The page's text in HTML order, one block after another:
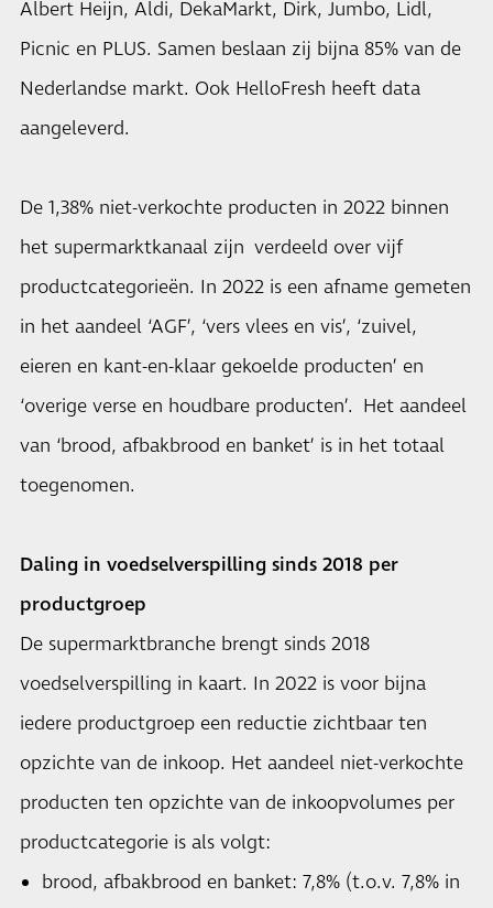
Albert Heijn, Aldi, DekaMarkt, Dirk, Jumbo, Lidl,
Picnic en PLUS. Samen beslaan zij bijna 85% van de
Nederlandse markt. Ook HelloFresh heeft data
aangeleverd.
De 1,38% niet-verkochte producten in 2022 binnen
het supermarktkanaal zijn verdeeld over vijf
productcategorieën. In 2022 is een afname gemeten
in het aandeel ‘AGF’, ‘vers vlees en vis’, ‘zuivel,
eieren en kant-en-klaar gekoelde producten’ en
‘overige verse en houdbare producten’. Het aandeel
van ‘brood, afbakbrood en banket’ is in het totaal
toegenomen.
Daling in voedselverspilling sinds 2018 per
productgroep
De supermarktbranche brengt sinds 2018
voedselverspilling in kaart. In 2022 is voor bijna
iedere productgroep een reductie zichtbaar ten
opzichte van de inkoop. Het aandeel niet-verkochte
producten ten opzichte van de inkoopvolumes per
productcategorie is als volgt:
brood, afbakbrood en banket: 7,8% (t.o.v. 7,8% in